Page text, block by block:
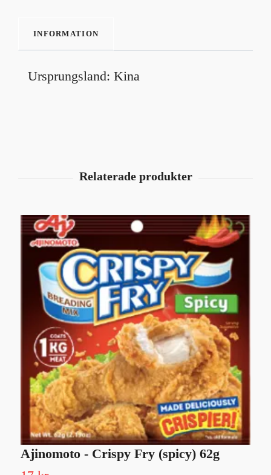
INFORMATION
Ursprungsland: Kina
Ajinomoto - Crispy Fry (spicy) 62g